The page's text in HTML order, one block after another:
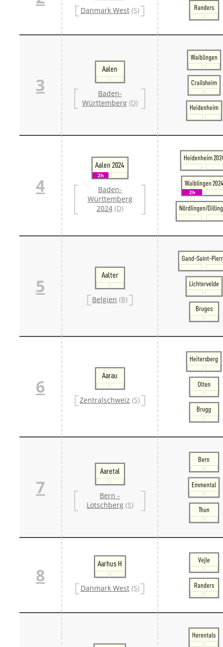
Weitere
Polen
Danmark West (S) Randers
3
Aalen
Baden-
Württemberg (D)
Waiblingen
Crailsheim
Heidenheim
4
Aalen 2024
2h
Baden-
Württemberg
2024 (D)
Heidenheim
Waiblingen 2024
2h
Nördlingen/
5
Aalter
Belgien (B)
Gand-Saint-
Lichtervelde
Bruges
6
Aarau
Zentralschweiz (S)
Heitersberg
Olten
Brugg
7
Aaretal
Bern -
Lötschberg (S)
Bern
Emmental
Thun
8
Aarhus H
Danmark West (S)
Vejle
Randers
Herentals